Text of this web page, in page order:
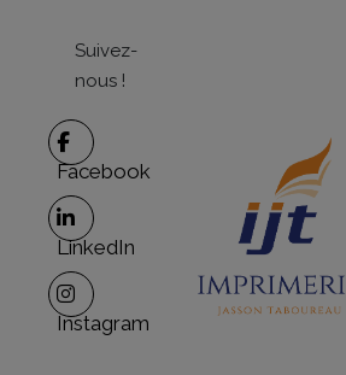
Suivez-
nous !
Facebook
LinkedIn
Instagram